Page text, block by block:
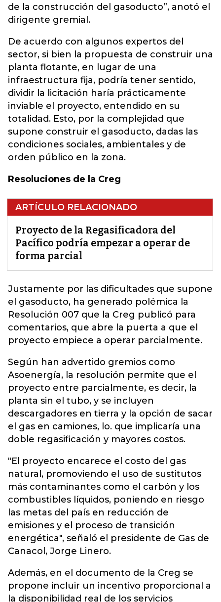
de la construcción del gasoducto”, anotó el
dirigente gremial.
De acuerdo con algunos expertos del
sector, si bien la propuesta de construir una
planta flotante, en lugar de una
infraestructura fija, podría tener sentido,
dividir la licitación haría prácticamente
inviable el proyecto, entendido en su
totalidad. Esto, por la complejidad que
supone construir el gasoducto, dadas las
condiciones sociales, ambientales y de
orden público en la zona.
Resoluciones de la Creg
ARTÍCULO RELACIONADO
Proyecto de la Regasificadora del
Pacífico podría empezar a operar de
forma parcial
Justamente por las dificultades que supone
el gasoducto, ha generado polémica la
Resolución 007 que la Creg publicó para
comentarios, que abre la puerta a que el
proyecto empiece a operar parcialmente.
Según han advertido gremios como
Asoenergía, la resolución permite que el
proyecto entre parcialmente, es decir, la
planta sin el tubo, y se incluyen
descargadores en tierra y la opción de sacar
el gas en camiones, lo. que implicaría una
doble regasificación y mayores costos.
"El proyecto encarece el costo del gas
natural, promoviendo el uso de sustitutos
más contaminantes como el carbón y los
combustibles líquidos, poniendo en riesgo
las metas del país en reducción de
emisiones y el proceso de transición
energética", señaló el presidente de Gas de
Canacol, Jorge Linero.
Además, en el documento de la Creg se
propone incluir un incentivo proporcional a
la disponibilidad real de los servicios